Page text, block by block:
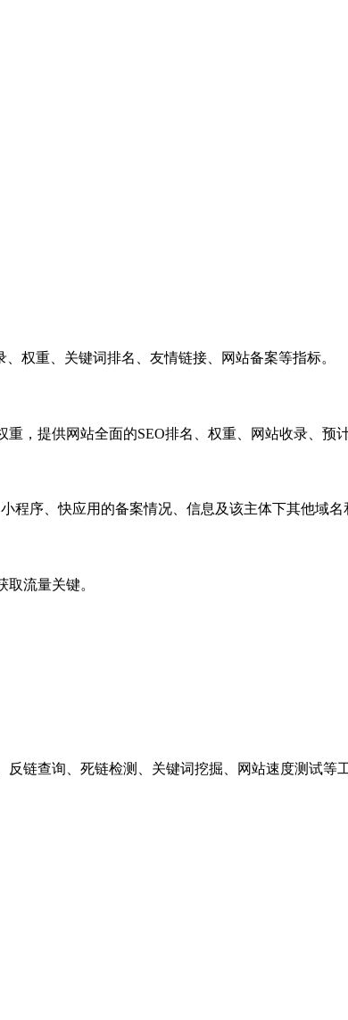
权重、关键词排名、友情链接、网站备案等指标。
，提供网站全面的SEO排名、权重、网站收录、预
程序、快应用的备案情况、信息及该主体下其他域名
流量关键。
链查询、死链检测、关键词挖掘、网站速度测试等